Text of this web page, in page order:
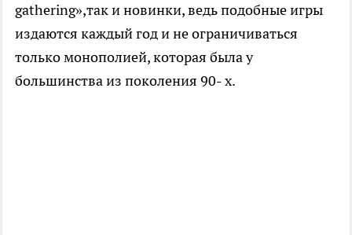
gathering»,так и новинки, ведь подобные игры
издаются каждый год и не ограничиваться
только монополией, которая была у
большинства из поколения 90- х.